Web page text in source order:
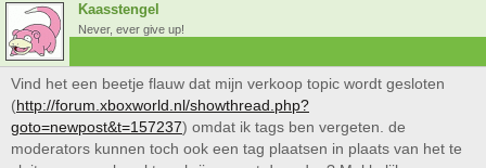
Kaasstengel
Never, ever give up!
Vind het een beetje flauw dat mijn verkoop topic wordt gesloten
(http://forum.xboxworld.nl/showthread.php?
goto=newpost&t=157237) omdat ik tags ben vergeten. de
moderators kunnen toch ook een tag plaatsen in plaats van het te